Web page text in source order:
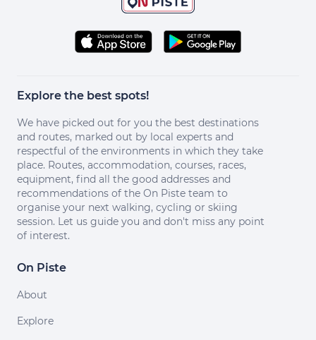
Explore the best spots!
We have picked out for you the best destinations
and routes, marked out by local experts and
respectful of the environments in which they take
place. Routes, accommodation, courses, races,
equipment, find all the good addresses and
recommendations of the On Piste team to
organise your next walking, cycling or skiing
session. Let us guide you and don't miss any point
of interest.
On Piste
About
Explore